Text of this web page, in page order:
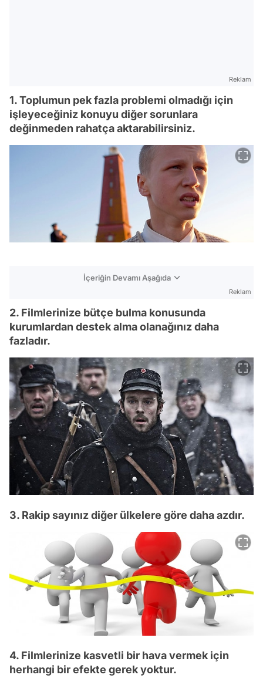
Reklam
1. Toplumun pek fazla problemi olmadığı için
işleyeceğiniz konuyu diğer sorunlara
değinmeden rahatça aktarabilirsiniz.
İçeriğin Devamı Aşağıda
Reklam
2. Filmlerinize bütçe bulma konusunda
kurumlardan destek alma olanağınız daha
fazladır.
3. Rakip sayınız diğer ülkelere göre daha azdır.
4. Filmlerinize kasvetli bir hava vermek için
herhangi bir efekte gerek yoktur.